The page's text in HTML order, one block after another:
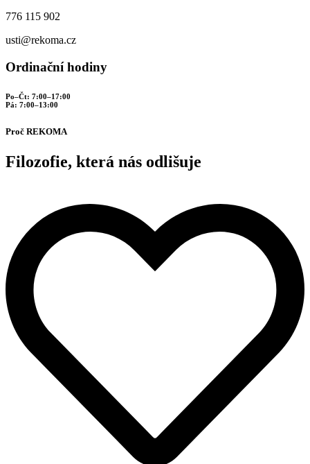
776 115 902
usti@rekoma.cz
Ordinační hodiny
Po–Čt: 7:00–17:00
Pá: 7:00–13:00
Proč REKOMA
Filozofie, která nás odlišuje